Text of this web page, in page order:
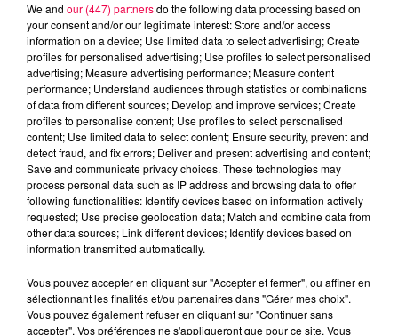
DJ Magouille
Crédit :DJ Magouille
podcasts/2024/12/DJMAG161224.mp3
We and our (447) partnersdo the following data processing based on
your consent and/or our legitimate interest: Store and/or access
information on a device; Use limited data to select advertising; Create
profiles for personalised advertising; Use profiles to select personalised
advertising; Measure advertising performance; Measure content
performance; Understand audiences through statistics or combinations
of data from different sources; Develop and improve services; Create
profiles to personalise content; Use profiles to select personalised
content; Use limited data to select content; Ensure security, prevent and
detect fraud, and fix errors; Deliver and present advertising and content;
Save and communicate privacy choices. These technologies may
process personal data such as IP address and browsing data to offer
following functionalities: Identify devices based on information actively
requested; Use precise geolocation data; Match and combine data from
other data sources; Link different devices; Identify devices based on
information transmitted automatically.
Vous pouvez accepter en cliquant sur "Accepter et fermer", ou affiner en
sélectionnant les finalités et/ou partenaires dans "Gérer mes choix".
Vous pouvez également refuser en cliquant sur "Continuer sans
accepter". Vos préférences ne s'appliqueront que pour ce site. Vous